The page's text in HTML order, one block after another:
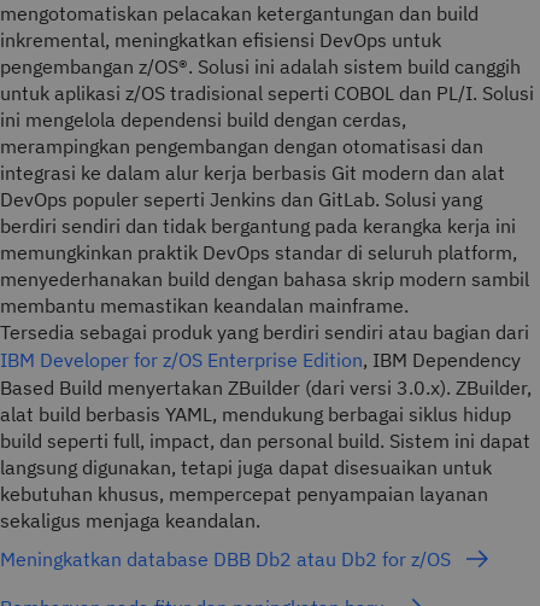
mengotomatiskan pelacakan ketergantungan dan build
inkremental, meningkatkan efisiensi DevOps untuk
pengembangan z/OS®. Solusi ini adalah sistem build canggih
untuk aplikasi z/OS tradisional seperti COBOL dan PL/I. Solusi
ini mengelola dependensi build dengan cerdas,
merampingkan pengembangan dengan otomatisasi dan
integrasi ke dalam alur kerja berbasis Git modern dan alat
DevOps populer seperti Jenkins dan GitLab. Solusi yang
berdiri sendiri dan tidak bergantung pada kerangka kerja ini
memungkinkan praktik DevOps standar di seluruh platform,
menyederhanakan build dengan bahasa skrip modern sambil
membantu memastikan keandalan mainframe.
Tersedia sebagai produk yang berdiri sendiri atau bagian dari
IBM Developer for z/OS Enterprise Edition, IBM Dependency
Based Build menyertakan ZBuilder (dari versi 3.0.x). ZBuilder,
alat build berbasis YAML, mendukung berbagai siklus hidup
build seperti full, impact, dan personal build. Sistem ini dapat
langsung digunakan, tetapi juga dapat disesuaikan untuk
kebutuhan khusus, mempercepat penyampaian layanan
sekaligus menjaga keandalan.
Meningkatkan database DBB Db2 atau Db2 for z/OS